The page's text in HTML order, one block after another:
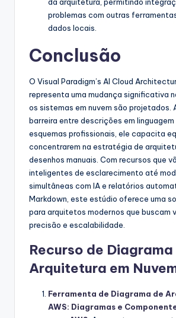
problemas com outras
dados locais.
Conclusão
O Visual Paradigm’s AI Cloud
representa uma mudança significativa
os sistemas em nuvem são projetados.
barreira entre descrições em linguagem
esquemas profissionais, ele capacita
concentrarem na estratégia de
desenhos manuais. Com recursos que
inteligentes de esclarecimento até
simultâneas com IA e relatórios
Markdown, este estúdio oferece uma
para arquitetos modernos que buscam
precisão e escalabilidade.
Recurso de Diagrama
Arquitetura em
Ferramenta de Diagrama de
AWS: Diagramas e